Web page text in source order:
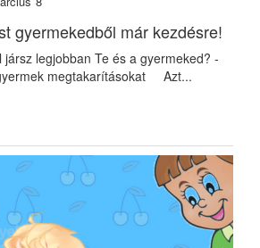
gyermekedből már kezdésre!
jársz legjobban Te és a gyermeked? -
megtakarításokat Azt...